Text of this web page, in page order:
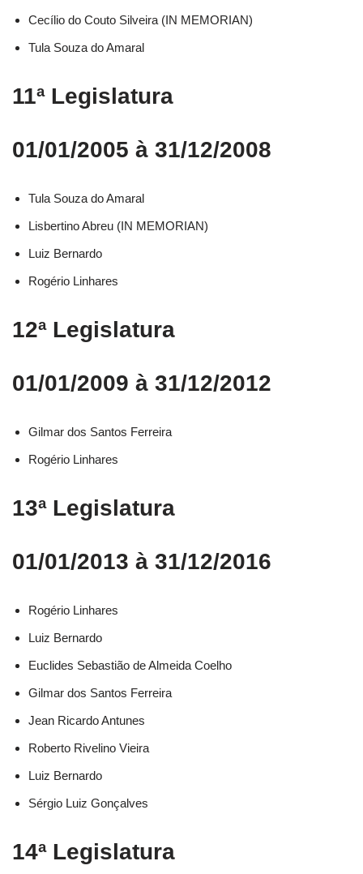
Cecílio do Couto Silveira (IN MEMORIAN)
Tula Souza do Amaral
11ª Legislatura
01/01/2005 à 31/12/2008
Tula Souza do Amaral
Lisbertino Abreu (IN MEMORIAN)
Luiz Bernardo
Rogério Linhares
12ª Legislatura
01/01/2009 à 31/12/2012
Gilmar dos Santos Ferreira
Rogério Linhares
13ª Legislatura
01/01/2013 à 31/12/2016
Rogério Linhares​
Luiz Bernardo​
Euclides Sebastião de Almeida Coelho​
Gilmar dos Santos Ferreira​
Jean Ricardo Antunes​
Roberto Rivelino Vieira​
Luiz Bernardo​
Sérgio Luiz Gonçalves​
14ª Legislatura